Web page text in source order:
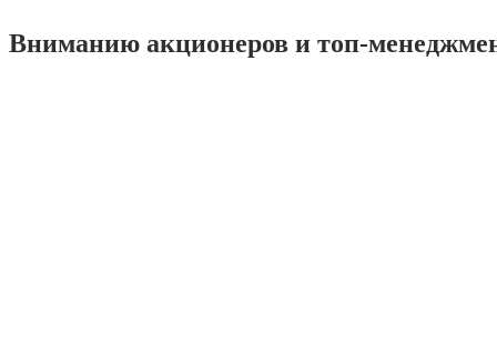
Вниманию акционеров и топ-